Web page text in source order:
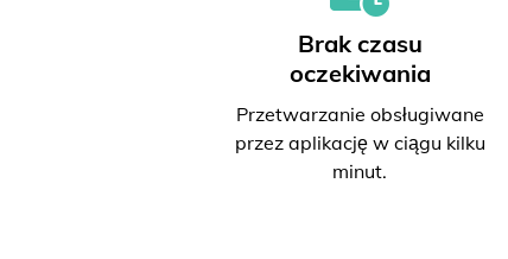
Brak czasu
oczekiwania
Przetwarzanie obsługiwane
przez aplikację w ciągu kilku
minut.